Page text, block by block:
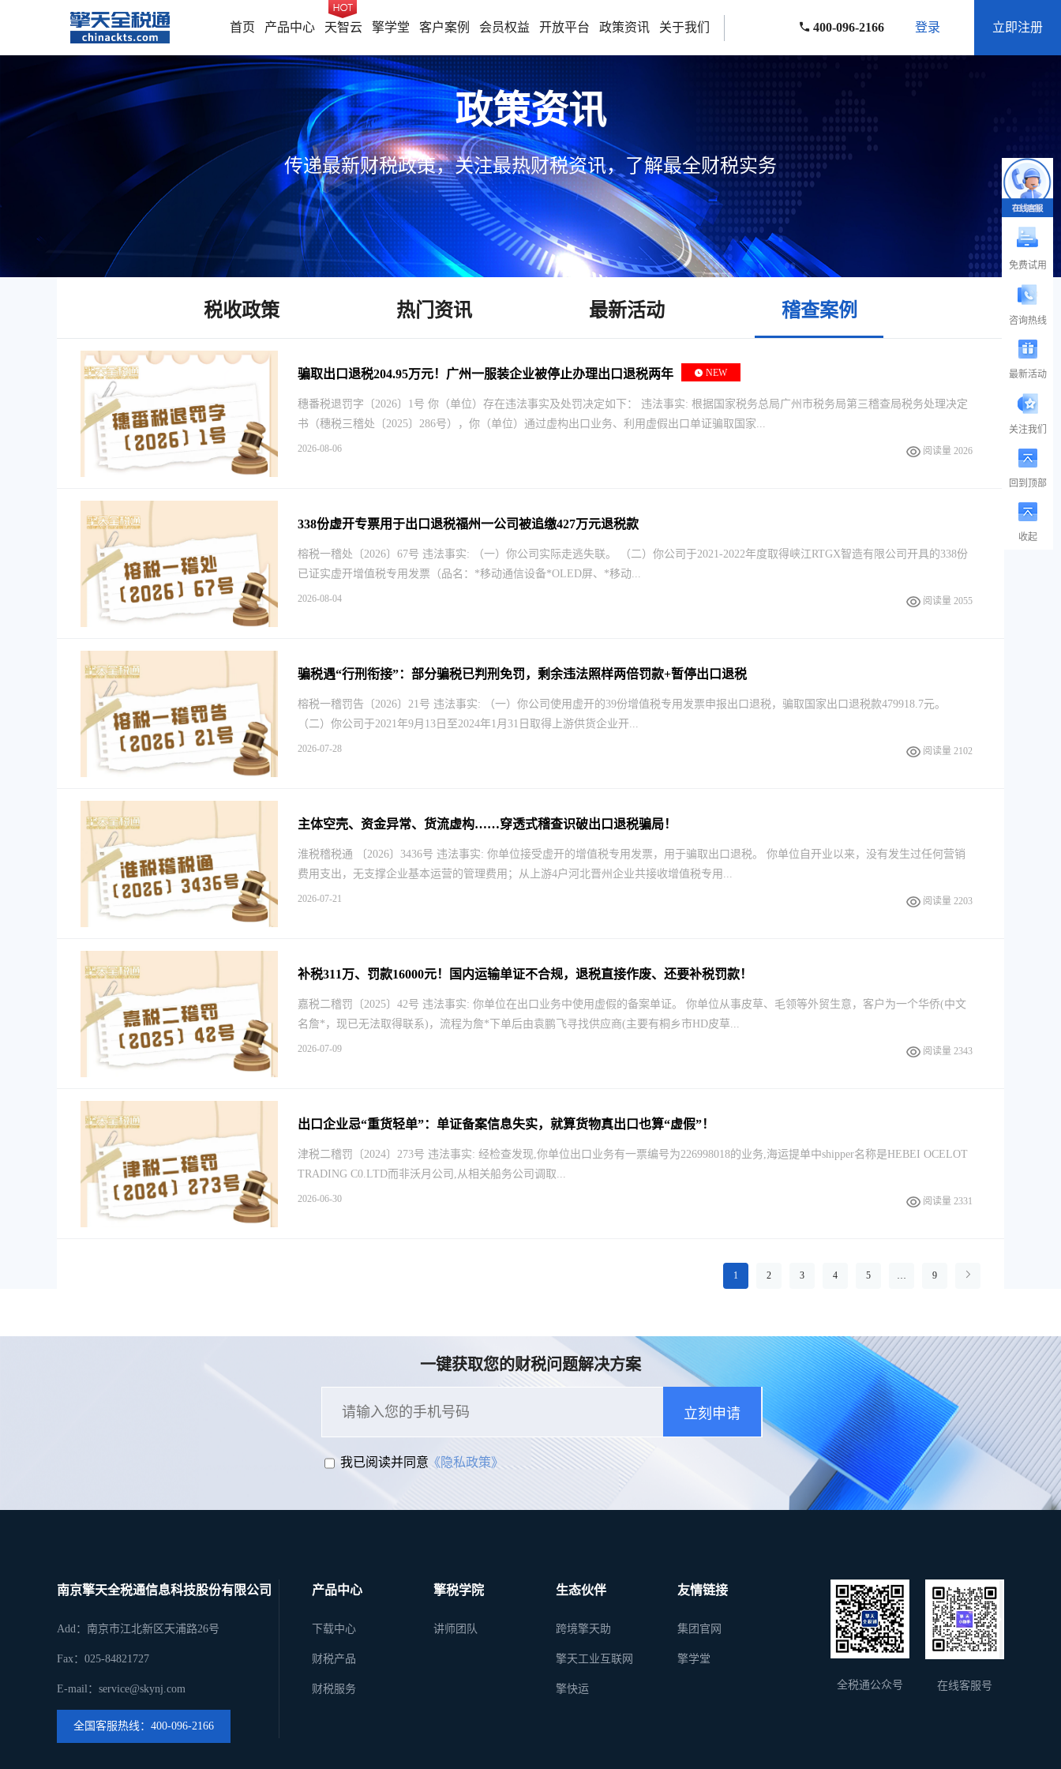
首页 产品中心 天智云 擎学堂 客户案例 会员权益 开放平台 政策资讯 关于我们 400-096-2166 登录 立即注册
政策资讯
传递最新财税政策，关注最热财税资讯，了解最全财税实务
税收政策 热门资讯 最新活动 稽查案例
骗取出口退税204.95万元！广州一服装企业被停止办理出口退税两年 NEW
穗番税退罚字〔2026〕1号 你（单位）存在违法事实及处罚决定如下： 违法事实: 根据国家税务总局广州市税务局第三稽查局税务处理决定
书（穗税三稽处〔2025〕286号），你（单位）通过虚构出口业务、利用虚假出口单证骗取国家...
2026-08-06 阅读量 2026
338份虚开专票用于出口退税福州一公司被追缴427万元退税款
榕税一稽处〔2026〕67号 违法事实: （一）你公司实际走逃失联。 （二）你公司于2021-2022年度取得峡江RTGX智造有限公司开具的338份
已证实虚开增值税专用发票（品名：*移动通信设备*OLED屏、*移动...
2026-08-04 阅读量 2055
骗税遇“行刑衔接”：部分骗税已判刑免罚，剩余违法照样两倍罚款+暂停出口退税
榕税一稽罚告〔2026〕21号 违法事实: （一）你公司使用虚开的39份增值税专用发票申报出口退税，骗取国家出口退税款479918.7元。
（二）你公司于2021年9月13日至2024年1月31日取得上游供货企业开...
2026-07-28 阅读量 2102
主体空壳、资金异常、货流虚构……穿透式稽查识破出口退税骗局！
淮税稽税通 〔2026〕3436号 违法事实: 你单位接受虚开的增值税专用发票，用于骗取出口退税。 你单位自开业以来，没有发生过任何营销
费用支出，无支撑企业基本运营的管理费用；从上游4户河北晋州企业共接收增值税专用...
2026-07-21 阅读量 2203
补税311万、罚款16000元！国内运输单证不合规，退税直接作废、还要补税罚款！
嘉税二稽罚〔2025〕42号 违法事实: 你单位在出口业务中使用虚假的备案单证。 你单位从事皮草、毛领等外贸生意，客户为一个华侨(中文
名詹*，现已无法取得联系)，流程为詹*下单后由袁鹏飞寻找供应商(主要有桐乡市HD皮草...
2026-07-09 阅读量 2343
出口企业忌“重货轻单”：单证备案信息失实，就算货物真出口也算“虚假”！
津税二稽罚〔2024〕273号 违法事实: 经检查发现,你单位出口业务有一票编号为226998018的业务,海运提单中shipper名称是HEBEI OCELOT
TRADING C0.LTD而非沃月公司,从相关船务公司调取...
2026-06-30 阅读量 2331
1 2 3 4 5 … 9
一键获取您的财税问题解决方案
立刻申请
我已阅读并同意《隐私政策》
南京擎天全税通信息科技股份有限公司
Add：南京市江北新区天浦路26号
Fax：025-84821727
E-mail：service@skynj.com
全国客服热线：400-096-2166
产品中心
下载中心
财税产品
财税服务
擎税学院
讲师团队
生态伙伴
跨境擎天助
擎天工业互联网
擎快运
友情链接
集团官网
擎学堂
全税通公众号 在线客服号
免费试用
咨询热线
最新活动
关注我们
回到顶部
收起